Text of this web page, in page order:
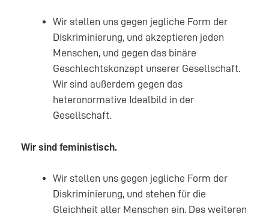
Wir stellen uns gegen jegliche Form der
Diskriminierung, und akzeptieren jeden
Menschen, und gegen das binäre
Geschlechtskonzept unserer Gesellschaft.
Wir sind außerdem gegen das
heteronormative Idealbild in der
Gesellschaft.
Wir sind feministisch.
Wir stellen uns gegen jegliche Form der
Diskriminierung, und stehen für die
Gleichheit aller Menschen ein. Des weiteren